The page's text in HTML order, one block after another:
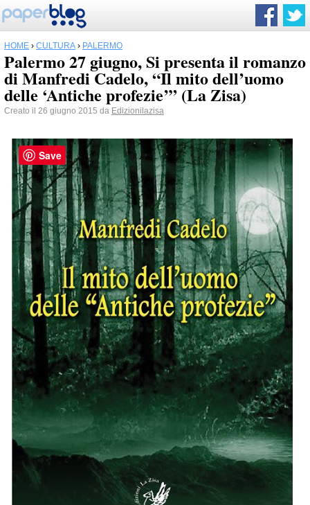
HOME › CULTURA › PALERMO
Palermo 27 giugno, Si presenta il romanzo
di Manfredi Cadelo, “Il mito dell’uomo
delle ‘Antiche profezie’” (La Zisa)
Creato il 26 giugno 2015 da Edizionilazisa
Save